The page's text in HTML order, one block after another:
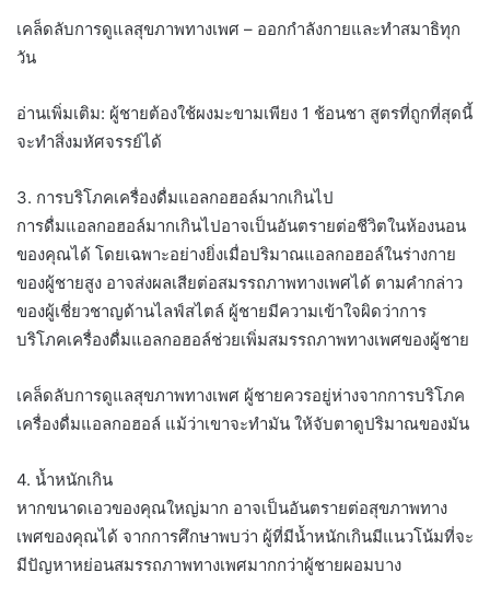
เคล็ดลับการดูแลสุขภาพทางเพศ – ออกกำลังกายและทำสมาธิทุก
วัน
อ่านเพิ่มเติม: ผู้ชายต้องใช้ผงมะขามเพียง 1 ช้อนชา สูตรที่ถูกที่สุดนี้
จะทำสิ่งมหัศจรรย์ได้
3. การบริโภคเครื่องดื่มแอลกอฮอล์มากเกินไป
การดื่มแอลกอฮอล์มากเกินไปอาจเป็นอันตรายต่อชีวิตในห้องนอน
ของคุณได้ โดยเฉพาะอย่างยิ่งเมื่อปริมาณแอลกอฮอล์ในร่างกาย
ของผู้ชายสูง อาจส่งผลเสียต่อสมรรถภาพทางเพศได้ ตามคำกล่าว
ของผู้เชี่ยวชาญด้านไลฟ์สไตล์ ผู้ชายมีความเข้าใจผิดว่าการ
บริโภคเครื่องดื่มแอลกอฮอล์ช่วยเพิ่มสมรรถภาพทางเพศของผู้ชาย
เคล็ดลับการดูแลสุขภาพทางเพศ ผู้ชายควรอยู่ห่างจากการบริโภค
เครื่องดื่มแอลกอฮอล์ แม้ว่าเขาจะทำมัน ให้จับตาดูปริมาณของมัน
4. น้ำหนักเกิน
หากขนาดเอวของคุณใหญ่มาก อาจเป็นอันตรายต่อสุขภาพทาง
เพศของคุณได้ จากการศึกษาพบว่า ผู้ที่มีน้ำหนักเกินมีแนวโน้มที่จะ
มีปัญหาหย่อนสมรรถภาพทางเพศมากกว่าผู้ชายผอมบาง